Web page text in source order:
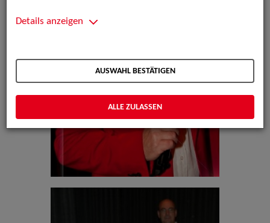
Details anzeigen
AUSWAHL BESTÄTIGEN
ALLE ZULASSEN